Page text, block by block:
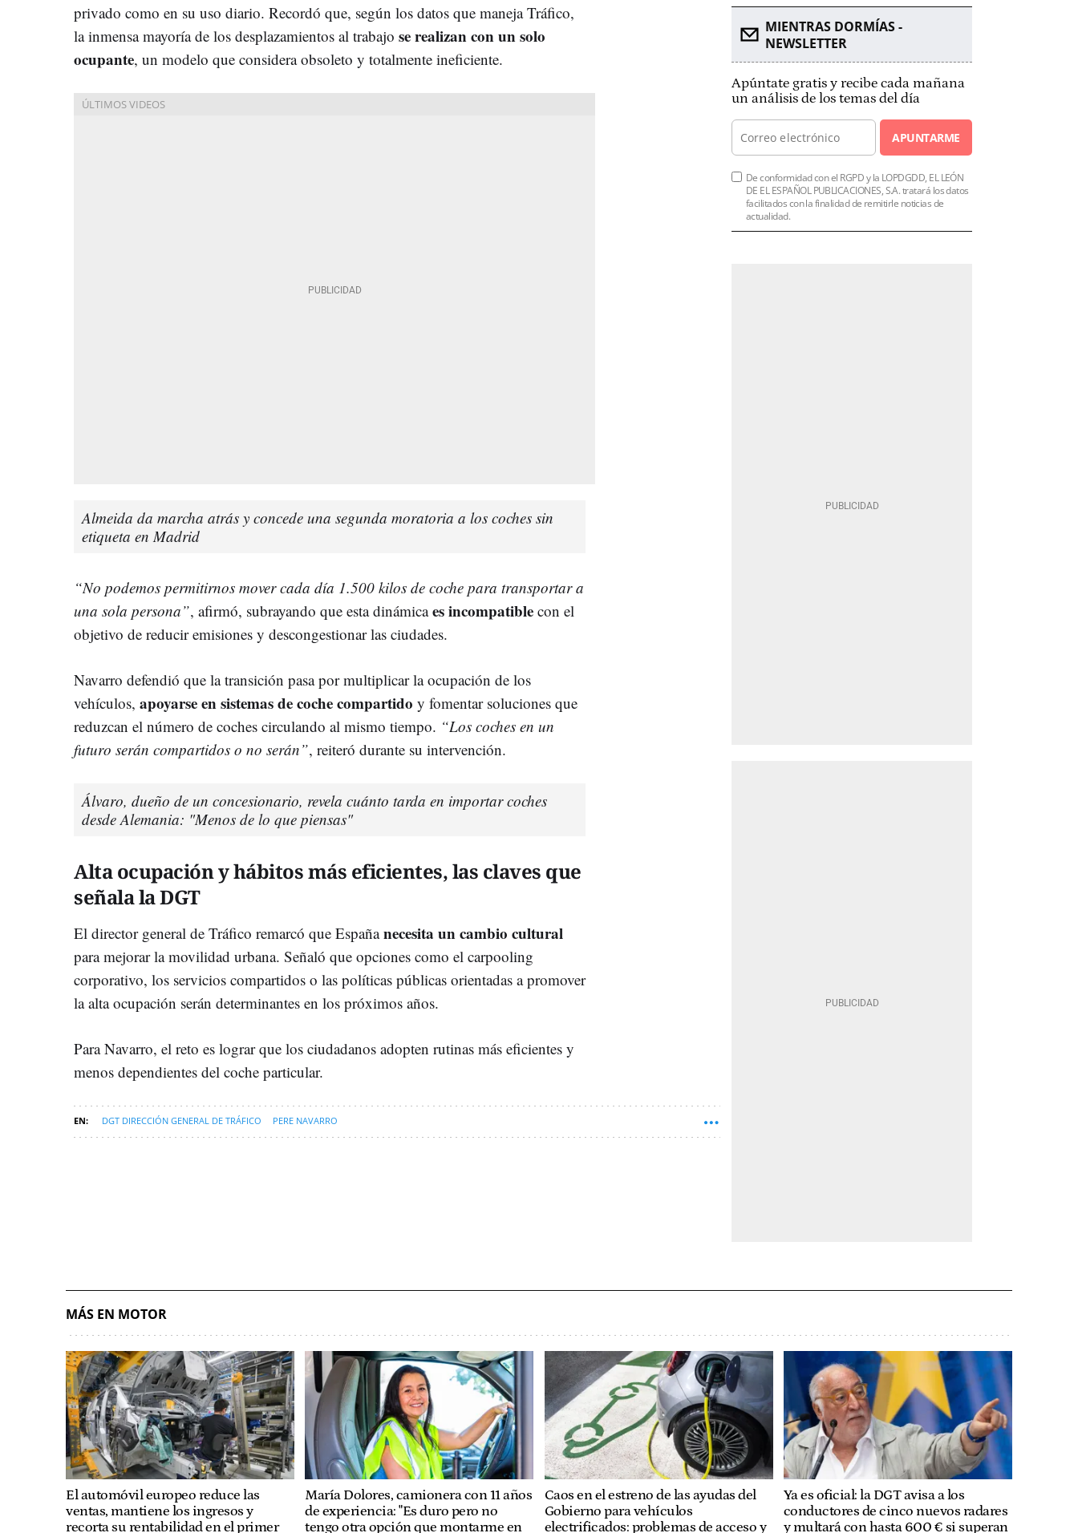
privado como en su uso diario. Recordó que, según los datos que maneja Tráfico,
la inmensa mayoría de los desplazamientos al trabajo se realizan con un solo
ocupante, un modelo que considera obsoleto y totalmente ineficiente.
Almeida da marcha atrás y concede una segunda moratoria a los coches sin
etiqueta en Madrid
“No podemos permitirnos mover cada día 1.500 kilos de coche para transportar a
una sola persona”, afirmó, subrayando que esta dinámicaes incompatible con el
objetivo de reducir emisiones y descongestionar las ciudades.
Navarro defendió que la transición pasa por multiplicar la ocupación de los
vehículos, apoyarse en sistemas de coche compartido y fomentar soluciones que
reduzcan el número de coches circulando al mismo tiempo. “Los coches en un
futuro serán compartidos o no serán”, reiteró durante su intervención.
Álvaro, dueño de un concesionario, revela cuánto tarda en importar coches
desde Alemania: "Menos de lo que piensas"
Alta ocupación y hábitos más eficientes, las claves que
señala la DGT
El director general de Tráfico remarcó que Españanecesita un cambio cultural
para mejorar la movilidad urbana. Señaló que opciones como el carpooling
corporativo, los servicios compartidos o las políticas públicas orientadas a promover
la alta ocupación serán determinantes en los próximos años.
Para Navarro, el reto es lograr que los ciudadanos adopten rutinas más eficientes y
menos dependientes del coche particular.
DGT DIRECCIÓN GENERAL DE TRÁFICO PERE NAVARRO
MIENTRAS DORMÍAS -
NEWSLETTER
Apúntate gratis y recibe cada mañana
un análisis de los temas del día
APUNTARME
De conformidad con el RGPD y la LOPDGDD, EL LEÓN
DE EL ESPAÑOL PUBLICACIONES, S.A. tratará los datos
facilitados con la finalidad de remitirle noticias de
actualidad.
MÁS EN MOTOR
El automóvil europeo reduce las
ventas, mantiene los ingresos y
recorta su rentabilidad en el primer
María Dolores, camionera con 11 años
de experiencia: "Es duro pero no
tengo otra opción que montarme en
Caos en el estreno de las ayudas del
Gobierno para vehículos
electrificados: problemas de acceso y
Ya es oficial: la DGT avisa a los
conductores de cinco nuevos radares
y multará con hasta 600 € si superan